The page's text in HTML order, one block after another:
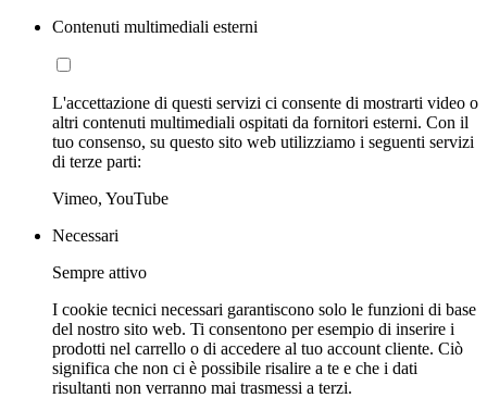
Contenuti multimediali esterni
L'accettazione di questi servizi ci consente di mostrarti video o
altri contenuti multimediali ospitati da fornitori esterni. Con il
tuo consenso, su questo sito web utilizziamo i seguenti servizi
di terze parti:
Vimeo, YouTube
Necessari
Sempre attivo
I cookie tecnici necessari garantiscono solo le funzioni di base
del nostro sito web. Ti consentono per esempio di inserire i
prodotti nel carrello o di accedere al tuo account cliente. Ciò
significa che non ci è possibile risalire a te e che i dati
risultanti non verranno mai trasmessi a terzi.